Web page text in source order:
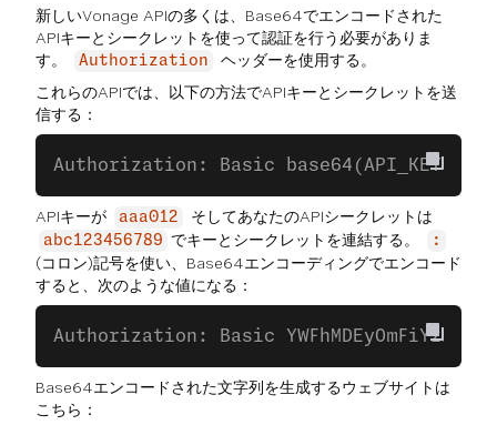
新しいVonage APIの多くは、Base64でエンコードされた
APIキーとシークレットを使って認証を行う必要がありま
す。
Authorization
ヘッダーを使用する。
これらのAPIでは、以下の方法でAPIキーとシークレットを送
信する：
Authorization: Basic
APIキーが aaa012 そしてあなたのAPIシークレットは
abc123456789 でキーとシークレットを連結する。 :
(コロン)記号を使い、Base64エンコーディングでエンコード
すると、次のような値になる：
Authorization: Basic
Base64エンコードされた文字列を生成するウェブサイトは
こちら：